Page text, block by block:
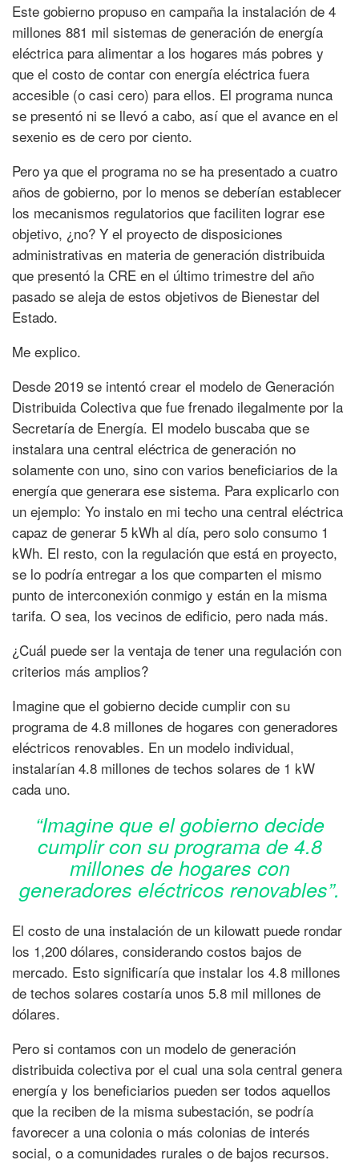
Este gobierno propuso en campaña la instalación de 4
millones 881 mil sistemas de generación de energía
eléctrica para alimentar a los hogares más pobres y
que el costo de contar con energía eléctrica fuera
accesible (o casi cero) para ellos. El programa nunca
se presentó ni se llevó a cabo, así que el avance en el
sexenio es de cero por ciento.
Pero ya que el programa no se ha presentado a cuatro
años de gobierno, por lo menos se deberían establecer
los mecanismos regulatorios que faciliten lograr ese
objetivo, ¿no? Y el proyecto de disposiciones
administrativas en materia de generación distribuida
que presentó la CRE en el último trimestre del año
pasado se aleja de estos objetivos de Bienestar del
Estado.
Me explico.
Desde 2019 se intentó crear el modelo de Generación
Distribuida Colectiva que fue frenado ilegalmente por la
Secretaría de Energía. El modelo buscaba que se
instalara una central eléctrica de generación no
solamente con uno, sino con varios beneficiarios de la
energía que generara ese sistema. Para explicarlo con
un ejemplo: Yo instalo en mi techo una central eléctrica
capaz de generar 5 kWh al día, pero solo consumo 1
kWh. El resto, con la regulación que está en proyecto,
se lo podría entregar a los que comparten el mismo
punto de interconexión conmigo y están en la misma
tarifa. O sea, los vecinos de edificio, pero nada más.
¿Cuál puede ser la ventaja de tener una regulación con
criterios más amplios?
Imagine que el gobierno decide cumplir con su
programa de 4.8 millones de hogares con generadores
eléctricos renovables. En un modelo individual,
instalarían 4.8 millones de techos solares de 1 kW
cada uno.
“Imagine que el gobierno decide
cumplir con su programa de 4.8
millones de hogares con
generadores eléctricos renovables”.
El costo de una instalación de un kilowatt puede rondar
los 1,200 dólares, considerando costos bajos de
mercado. Esto significaría que instalar los 4.8 millones
de techos solares costaría unos 5.8 mil millones de
dólares.
Pero si contamos con un modelo de generación
distribuida colectiva por el cual una sola central genera
energía y los beneficiarios pueden ser todos aquellos
que la reciben de la misma subestación, se podría
favorecer a una colonia o más colonias de interés
social, o a comunidades rurales o de bajos recursos.